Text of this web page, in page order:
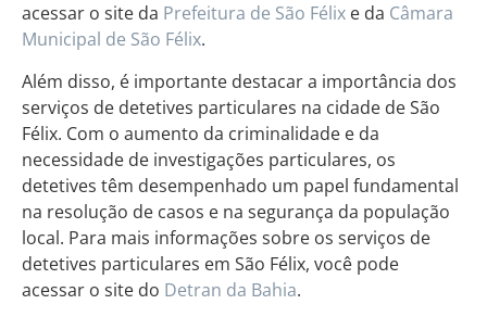
acessar o site da Prefeitura de São Félix e da Câmara
Municipal de São Félix.
Além disso, é importante destacar a importância dos
serviços de detetives particulares na cidade de São
Félix. Com o aumento da criminalidade e da
necessidade de investigações particulares, os
detetives têm desempenhado um papel fundamental
na resolução de casos e na segurança da população
local. Para mais informações sobre os serviços de
detetives particulares em São Félix, você pode
acessar o site do Detran da Bahia.